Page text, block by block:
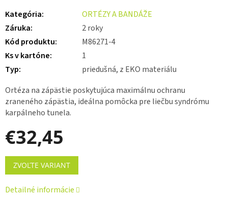
je
z 5
hviezdičiek.
Kategória:
ORTÉZY A BANDÁŽE
Záruka:
2 roky
Kód produktu:
M86271-4
Ks v kartóne:
1
Typ:
priedušná, z EKO materiálu
Ortéza na zápästie poskytujúca maximálnu ochranu
zraneného zápästia, ideálna pomôcka pre liečbu syndrómu
karpálneho tunela.
€32,45
Jednotková
cena:
ZVOĽTE VARIANT
Detailné informácie